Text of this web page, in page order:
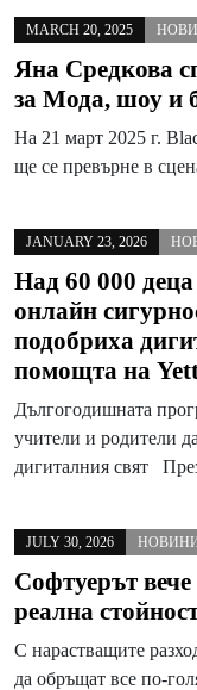
MARCH 20, 2025
Яна Средкова
за Мода, шоу и
На 21 март 2025 г.
ще се превърне в
JANUARY 23, 2026
Над 60 000
онлайн
подобриха
помощта на
Дългогодишната
учители и родители
дигиталния свят
JULY 30, 2026
Софтуерът вече
реална
С нарастващите
да обръщат все по-